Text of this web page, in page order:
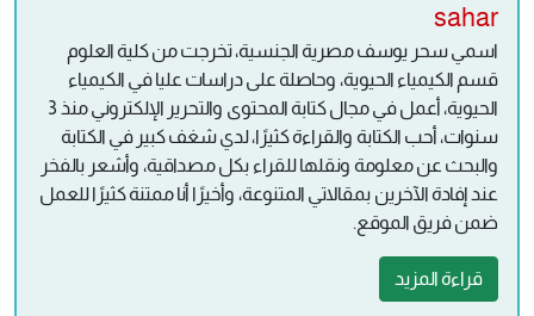
sahar
اسمي سحر يوسف مصرية الجنسية، تخرجت من كلية العلوم
قسم الكيمياء الحيوية، وحاصلة على دراسات عليا في الكيمياء
الحيوية، أعمل في مجال كتابة المحتوى والتحرير الإلكتروني منذ 3
سنوات، أحب الكتابة والقراءة كثيرًا، لدي شغف كبير في الكتابة
والبحث عن معلومة ونقلها للقراء بكل مصداقية، وأشعر بالفخر
عند إفادة الآخرين بمقالاتي المتنوعة، وأخيرًا أنا ممتنة كثيرًا للعمل
ضمن فريق الموقع.
قراءة المزيد